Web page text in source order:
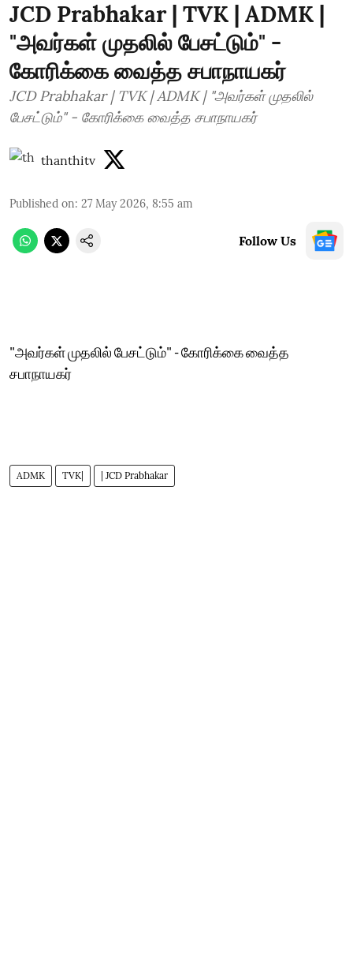
JCD Prabhakar | TVK | ADMK |
"அவர்கள் முதலில் பேசட்டும்" -
கோரிக்கை வைத்த சபாநாயகர்
JCD Prabhakar | TVK | ADMK | "அவர்கள் முதலில்
பேசட்டும்" - கோரிக்கை வைத்த சபாநாயகர்
thanthitv
Published on: 27 May 2026, 8:55 am
Follow Us
"அவர்கள் முதலில் பேசட்டும்" - கோரிக்கை வைத்த
சபாநாயகர்
ADMK TVK| | JCD Prabhakar